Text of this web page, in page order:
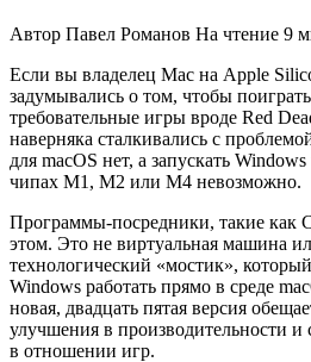
Автор Павел Романов На чтение 9
Если вы владелец Mac на Apple
задумывались о том, чтобы
требовательные игры вроде Red
наверняка сталкивались с
для macOS нет, а запускать
чипах M1, M2 или M4 невозможно.
Программы-посредники, такие как
этом. Это не виртуальная машина
технологический «мостик»,
Windows работать прямо в среде
новая, двадцать пятая версия
улучшения в производительности и
в отношении игр.